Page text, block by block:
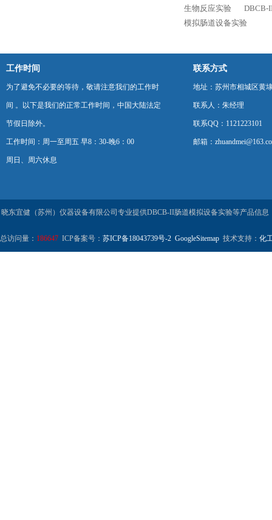
生物反应实验
DBCB-
模拟肠道设备实验
工作时间
为了避免不必要的等待，敬请注意我们的工作时
间 。以下是我们的正常工作时间，中国大陆法定
节假日除外。
工作时间：周一至周五 早8：30-晚6：00
周日、周六休息
联系方式
地址：苏州市相城区黄
联系人：朱经理
联系QQ：1121223101
邮箱：
晓东宜健（苏州）仪器设备有限公司专业提供DBCB-II肠道模拟设备实验等产品信息
总访问量： 186647 ICP备案号： 苏ICP备18043739号-2 GoogleSitemap 技术支持： 化